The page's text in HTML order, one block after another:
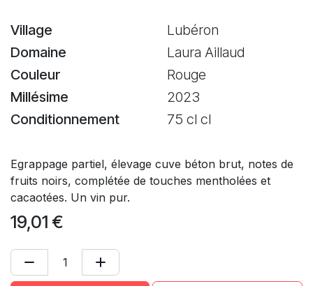
Village
Lubéron
Domaine
Laura Aillaud
Couleur
Rouge
Millésime
2023
Conditionnement
75 cl cl
Egrappage partiel, élevage cuve béton brut, notes de
fruits noirs, complétée de touches mentholées et
cacaotées. Un vin pur.
19,01 €